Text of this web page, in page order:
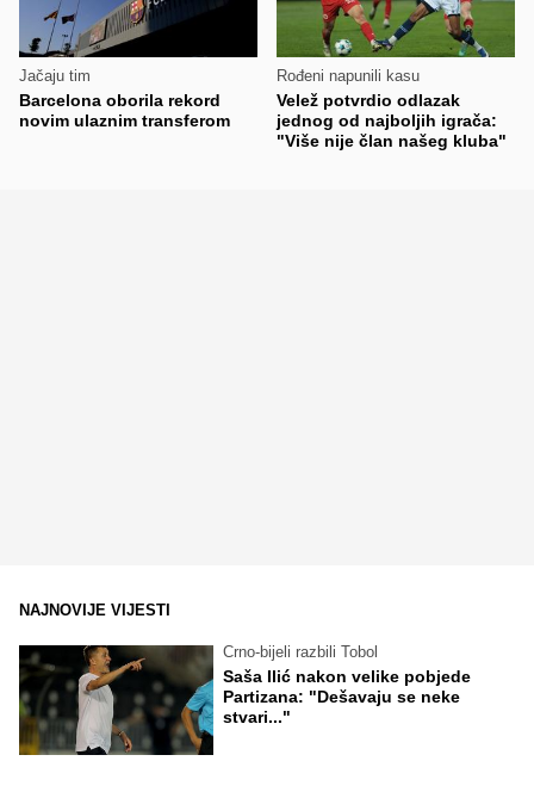
Jačaju tim
Barcelona oborila rekord
novim ulaznim transferom
Rođeni napunili kasu
Velež potvrdio odlazak
jednog od najboljih igrača:
"Više nije član našeg kluba"
NAJNOVIJE VIJESTI
Crno-bijeli razbili Tobol
Saša Ilić nakon velike pobjede
Partizana: "Dešavaju se neke
stvari..."